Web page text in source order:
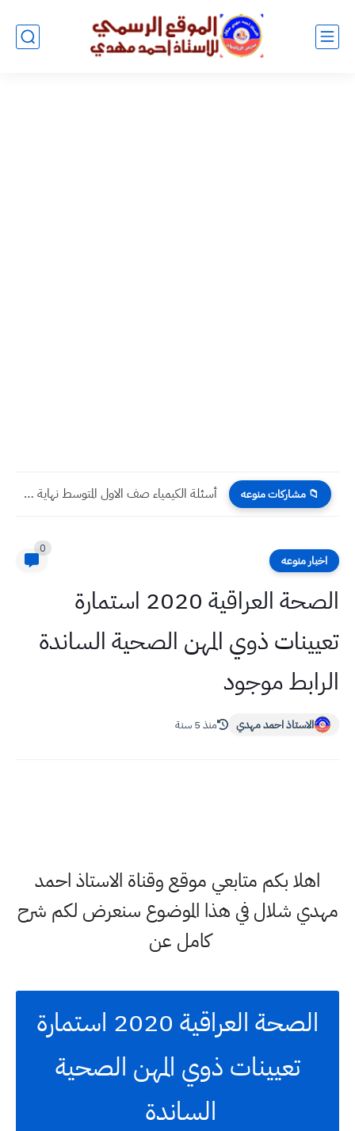
📁 مشاركات منوعه أسئلة الكيمياء صف الاول المتوسط نهاية السنة 2026 | مع...
اخبار منوعه
0
الصحة العراقية 2020 استمارة
تعيينات ذوي المهن الصحية الساندة
الرابط موجود
الاستاذ احمد مهدي منذ 5 سنة
اهلا بكم متابعي موقع وقناة الاستاذ احمد
مهدي شلال في هذا الموضوع سنعرض لكم شرح
كامل عن
الصحة العراقية 2020 استمارة
تعيينات ذوي المهن الصحية
الساندة